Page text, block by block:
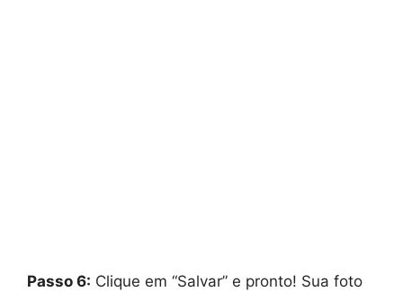
Passo 6: Clique em “Salvar” e pronto! Sua foto